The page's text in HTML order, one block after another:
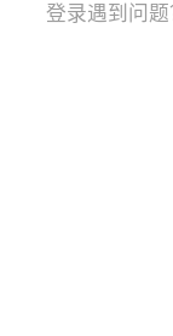
登录遇到问题